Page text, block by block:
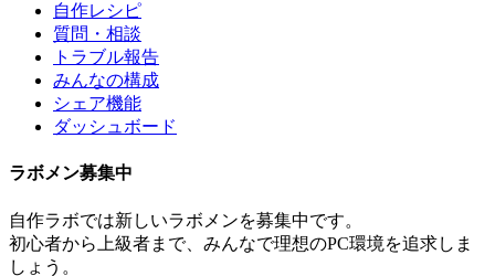
自作レシピ
質問・相談
トラブル報告
みんなの構成
シェア機能
ダッシュボード
ラボメン募集中
自作ラボでは新しいラボメンを募集中です。
初心者から上級者まで、みんなで理想のPC環境を追求しま
しょう。